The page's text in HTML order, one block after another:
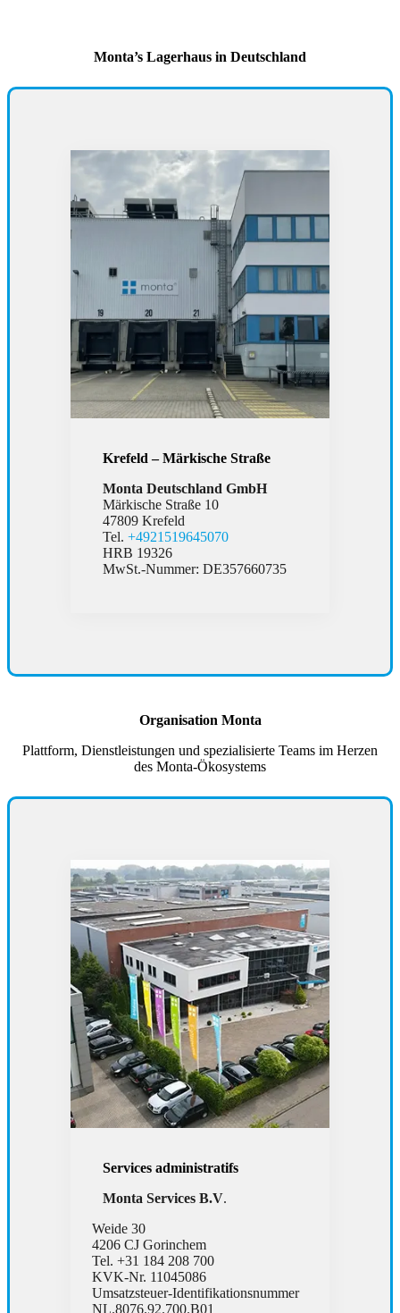
Monta’s Lagerhaus in Deutschland
Krefeld – Märkische Straße
Monta Deutschland GmbH
Märkische Straße 10
47809 Krefeld
Tel. +4921519645070
HRB 19326
MwSt.-Nummer: DE357660735
Organisation Monta
Plattform, Dienstleistungen und spezialisierte Teams im Herzen
des Monta-Ökosystems
Services administratifs
Monta Services B.V.
Weide 30
4206 CJ Gorinchem
Tel. +31 184 208 700
KVK-Nr. 11045086
Umsatzsteuer-Identifikationsnummer
NL.8076.92.700.B01